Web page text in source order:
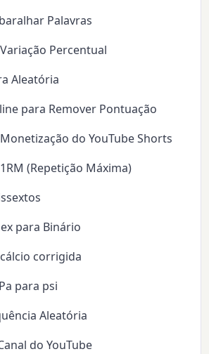
Palavras
Percentual
Aleatória
para Remover Pontuação
do YouTube Shorts
(Repetição Máxima)
para Binário
corrigida
para psi
Aleatória
do YouTube